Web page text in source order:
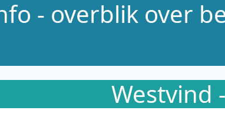
- overblik over
Westvind